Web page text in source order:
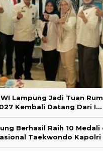
Lampung Jadi Tuan
Kembali Datang Dari I…
Berhasil Raih 10 Medali
Taekwondo Kapolri